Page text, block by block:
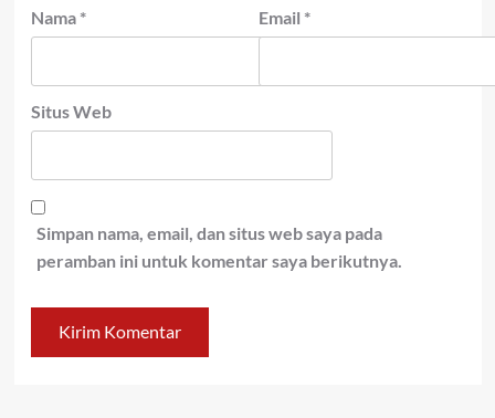
Nama * Email *
Situs Web
Simpan nama, email, dan situs web saya pada
peramban ini untuk komentar saya berikutnya.